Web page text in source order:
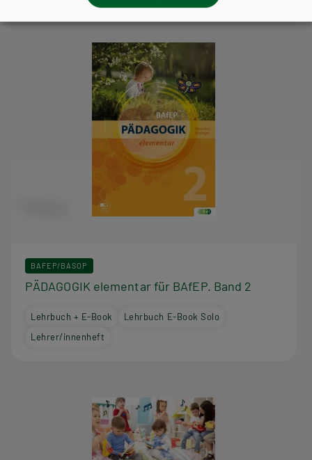
BAFEP/BASOP
PÄDAGOGIK elementar für BAfEP. Band 2
Lehrbuch + E-Book
Lehrbuch E-Book Solo
Lehrer/innenheft